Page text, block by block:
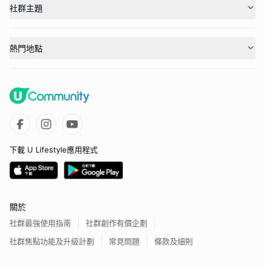
社群主題
熱門地點
下載 U Lifestyle應用程式
關於
社群最強使用指南
社群創作有價企劃
社群焦點功能及升級計劃
常見問題 條款及細則